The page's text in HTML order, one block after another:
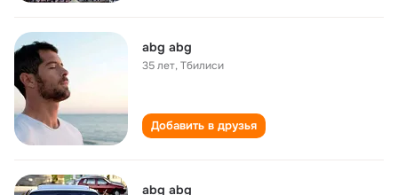
abg abg
35 лет,Тбилиси
Добавить в друзья
abg abg